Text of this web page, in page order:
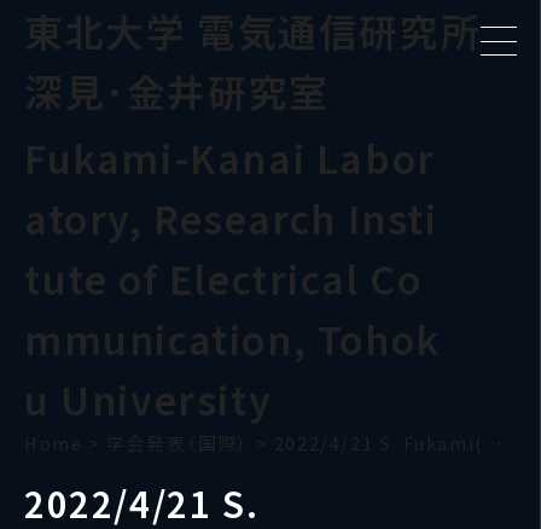
東北大学 電気通信研究所
深見･金井研究室
Fukami-Kanai Labor
atory, Research Insti
tute of Electrical Co
mmunication, Tohok
u University
Home > 学会発表（国際） > 2022/4/21 S. Fukami(W2S)
2022/4/21 S.